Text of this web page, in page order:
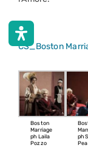
CS_Boston
Boston
Marriage
ph Laila
Pozzo
ph
Pea